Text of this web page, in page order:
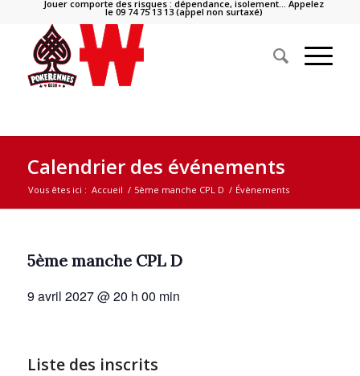
Jouer comporte des risques : dépendance, isolement… Appelez
le 09 74 75 13 13 (appel non surtaxé)
Calendrier des événements
Vous êtes ici : Accueil / 5ème manche CPL D / Évènements
5ème manche CPL D
9 avril 2027 @ 20 h 00 min
Liste des inscrits